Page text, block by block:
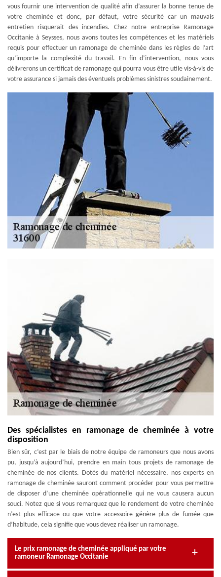
vous fournir une intervention de qualité afin d’assurer la bonne tenue de
votre cheminée et donc, par défaut, votre sécurité car un mauvais
entretien risquerait des incendies. Chez notre entreprise Ramonage
Occitanie à Seysses, nous avons toutes les compétences et les matériels
requis pour effectuer un ramonage de cheminée dans les règles de l’art
qu’importe la complexité du travail. En fin d’intervention, nous vous
délivrerons un certificat de ramonage qui pourra vous être utile vis-à-vis de
votre assurance si jamais des éventuels problèmes sinistres soudainement.
Des spécialistes en ramonage de cheminée à votre
disposition
Bien sûr, c’est par le biais de notre équipe de ramoneurs que nous avons
pu, jusqu’à aujourd’hui, prendre en main tous projets de ramonage de
cheminée de nos clients. Dotés du matériel nécessaire, nos experts en
ramonage de cheminée sauront comment procéder pour vous permettre
de disposer d’une cheminée opérationnelle qui ne vous causera aucun
souci. Notez que si vous remarquez que le rendement de votre cheminée
n’est plus efficace ou que votre accessoire génère plus de fumée que
d’habitude, cela signifie que vous devez réaliser un ramonage.
Le prix ramonage de cheminée appliqué par votre
ramoneur Ramonage Occitanie